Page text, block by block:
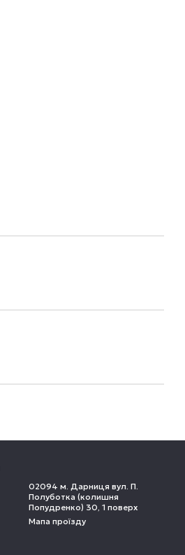
02094 м. Дарниця вул. П.
Полуботка (колишня
Попудренко) 30, 1 поверх
Мапа проїзду